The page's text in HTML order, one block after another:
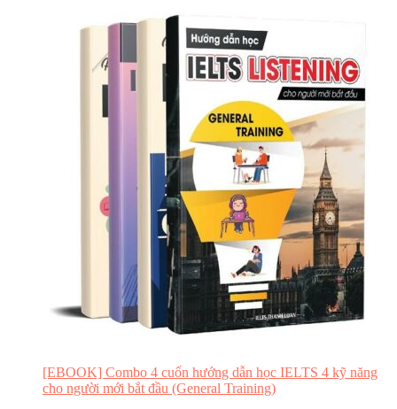
[EBOOK] Combo 4 cuốn hướng dẫn học IELTS 4 kỹ năng
cho người mới bắt đầu (General Training)